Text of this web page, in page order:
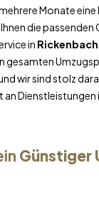
Monate
die passenden
in Rickenbach
gesamten
wir sind stolz
Dienstleistungen
Günstiger